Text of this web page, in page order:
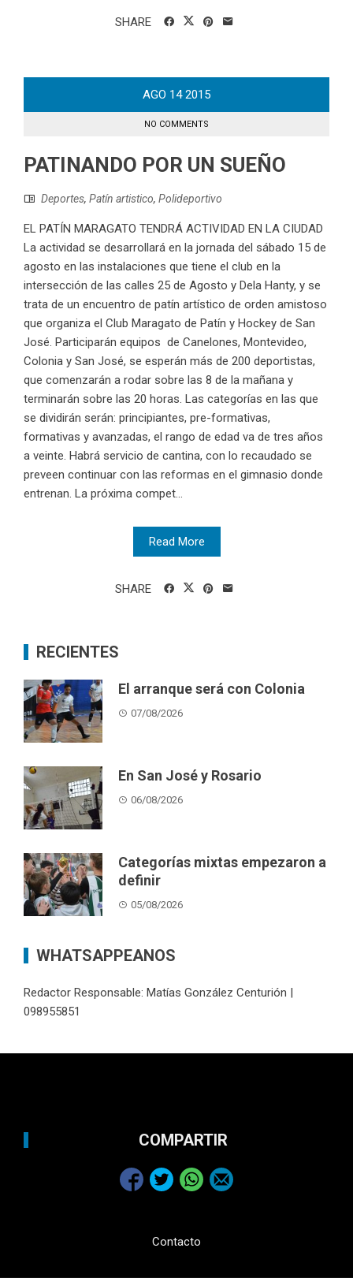
SHARE
AGO 14 2015
NO COMMENTS
PATINANDO POR UN SUEÑO
Deportes, Patín artistico, Polideportivo
EL PATÍN MARAGATO TENDRÁ ACTIVIDAD EN LA CIUDAD
La actividad se desarrollará en la jornada del sábado 15 de
agosto en las instalaciones que tiene el club en la
intersección de las calles 25 de Agosto y Dela Hanty, y se
trata de un encuentro de patín artístico de orden amistoso
que organiza el Club Maragato de Patín y Hockey de San
José. Participarán equipos de Canelones, Montevideo,
Colonia y San José, se esperán más de 200 deportistas,
que comenzarán a rodar sobre las 8 de la mañana y
terminarán sobre las 20 horas. Las categorías en las que
se dividirán serán: principiantes, pre-formativas,
formativas y avanzadas, el rango de edad va de tres años
a veinte. Habrá servicio de cantina, con lo recaudado se
preveen continuar con las reformas en el gimnasio donde
entrenan. La próxima compet...
Read More
SHARE
RECIENTES
El arranque será con Colonia
07/08/2026
En San José y Rosario
06/08/2026
Categorías mixtas empezaron a
definir
05/08/2026
WHATSAPPEANOS
Redactor Responsable: Matías González Centurión |
098955851
COMPARTIR
Contacto